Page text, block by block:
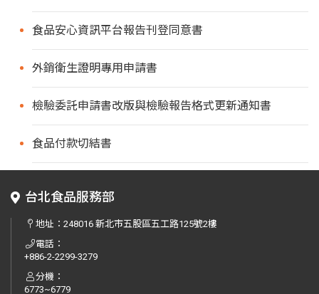
食品安心資訊平台報告刊登同意書
外銷衛生證明專用申請書
檢驗委託申請書改版與檢驗報告格式更新通知書
食品付款切結書
台北食品服務部
地址：248016 新北市五股區五工路125號2樓
電話：
+886-2-2299-3279
分機：
6773~6779